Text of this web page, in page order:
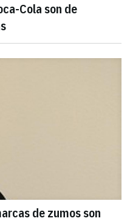
Cola son de
de zumos son